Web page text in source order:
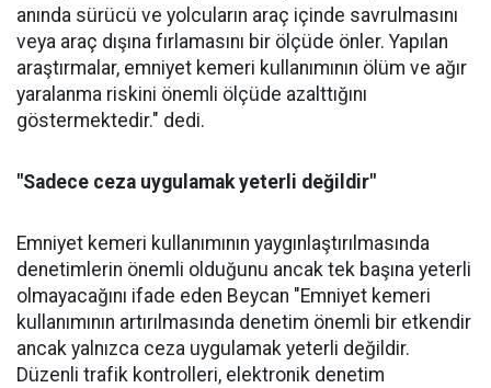
anında sürücü ve yolcuların araç içinde savrulmasını
veya araç dışına fırlamasını bir ölçüde önler. Yapılan
araştırmalar, emniyet kemeri kullanımının ölüm ve ağır
yaralanma riskini önemli ölçüde azalttığını
göstermektedir." dedi.
"Sadece ceza uygulamak yeterli değildir"
Emniyet kemeri kullanımının yaygınlaştırılmasında
denetimlerin önemli olduğunu ancak tek başına yeterli
olmayacağını ifade eden Beycan "Emniyet kemeri
kullanımının artırılmasında denetim önemli bir etkendir
ancak yalnızca ceza uygulamak yeterli değildir.
Düzenli trafik kontrolleri, elektronik denetim